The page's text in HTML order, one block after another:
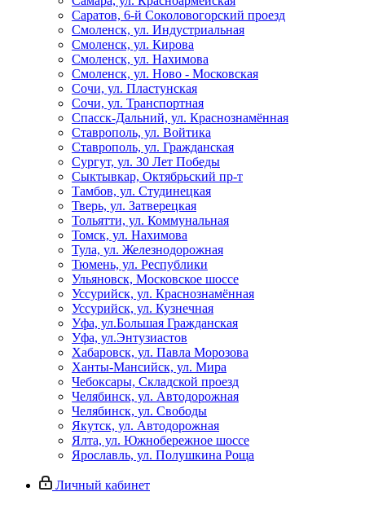
Саратов, 6-й Соколовогорский проезд
Смоленск, ул. Индустриальная
Смоленск, ул. Кирова
Смоленск, ул. Нахимова
Смоленск, ул. Ново - Московская
Сочи, ул. Пластунская
Сочи, ул. Транспортная
Спасск-Дальний, ул. Краснознамённая
Ставрополь, ул. Войтика
Ставрополь, ул. Гражданская
Сургут, ул. 30 Лет Победы
Сыктывкар, Октябрьский пр-т
Тамбов, ул. Студинецкая
Тверь, ул. Затверецкая
Тольятти, ул. Коммунальная
Томск, ул. Нахимова
Тула, ул. Железнодорожная
Тюмень, ул. Республики
Ульяновск, Московское шоссе
Уссурийск, ул. Краснознамённая
Уссурийск, ул. Кузнечная
Уфа, ул.Большая Гражданская
Уфа, ул.Энтузиастов
Хабаровск, ул. Павла Морозова
Ханты-Мансийск, ул. Мира
Чебоксары, Складской проезд
Челябинск, ул. Автодорожная
Челябинск, ул. Свободы
Якутск, ул. Автодорожная
Ялта, ул. Южнобережное шоссе
Ярославль, ул. Полушкина Роща
Личный кабинет